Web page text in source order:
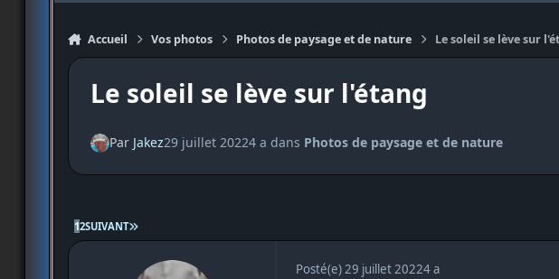
Accueil Vos photos Photos de paysage et de nature Le soleil se lève sur
Le soleil se lève sur l'étang
Par Jakez29 juillet 20224 a dans Photos de paysage et de nature
12SUIVANT DERNIÈRE PAGE
Posté(e)29 juillet 20224 a